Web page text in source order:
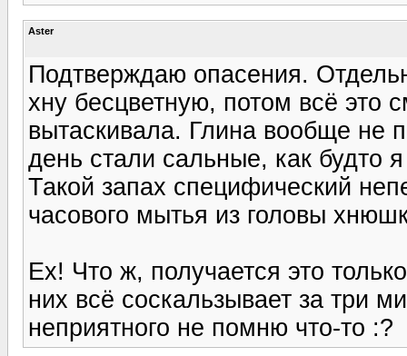
Aster
Подтверждаю опасения.
хну бесцветную, потом всё это
вытаскивала. Глина вообще не
день стали сальные, как будто
Такой запах специфический
часового мытья из головы
Ех! Что ж, получается это
них всё соскальзывает за три
неприятного не помню что-то :?